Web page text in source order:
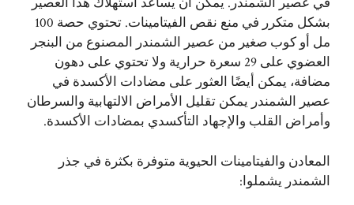
بشكل متكرر في منع نقص الفيتامينات. تحتوي حصة 100
مل أو كوب صغير من عصير الشمندر المصنوع من البنجر
العضوي على 29 سعرة حرارية ولا تحتوي على دهون
مضافة، يمكن أيضًا العثور على مضادات الأكسدة في
عصير الشمندر يمكن تقليل الأمراض الالتهابية والسرطان
وأمراض القلب والإجهاد التأكسدي بمضادات الأكسدة.
المعادن والفيتامينات الحيوية متوفرة بكثرة في جذر
الشمندر يشملوا: